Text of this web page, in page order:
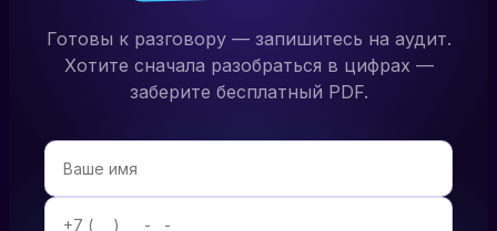
Готовы к разговору — запишитесь на аудит.
Хотите сначала разобраться в цифрах —
заберите бесплатный PDF.